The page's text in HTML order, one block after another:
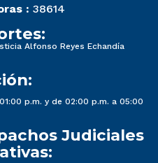
: 38614
Alfonso Reyes Echandía
p.m. y de 02:00 p.m. a 05:00
Judiciales